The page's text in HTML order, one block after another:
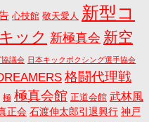
心技館 敬天愛人 新型コ
ック 新極真会 新空
協議会 日本キックボクシング選手協会
格闘代理戦
極 極真会館 正道会館 武林風
正会 石渡伸太郎引退興行 神戸